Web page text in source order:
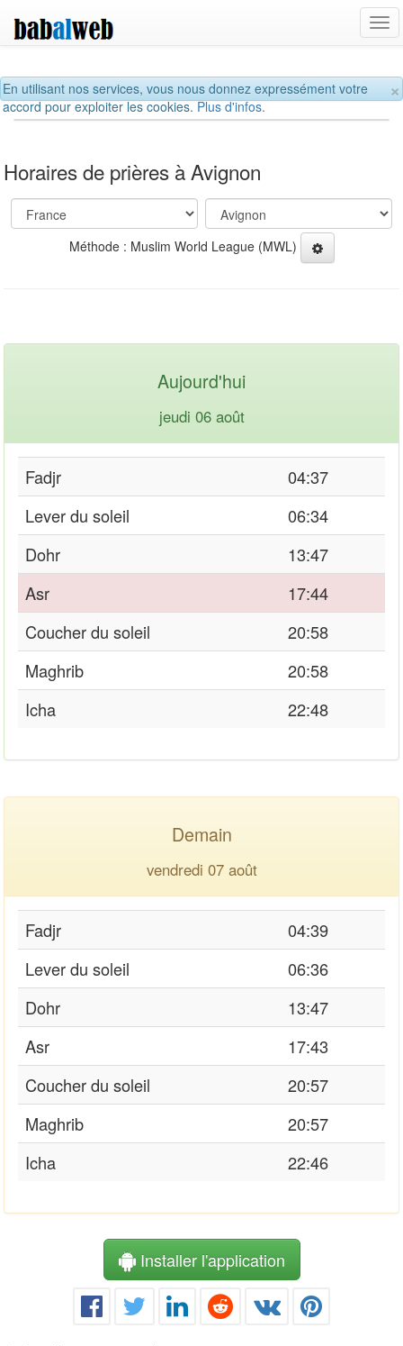
×
En utilisant nos services, vous nous donnez expressément votre
accord pour exploiter les cookies.Plus d'infos.
Horaires de prières à Avignon
Méthode : Muslim World League (MWL)
Aujourd'hui
jeudi 06 août
Fadjr
04:37
Lever du soleil
06:34
Dohr
13:47
Asr
17:44
Coucher du soleil
20:58
Maghrib
20:58
Icha
22:48
Demain
vendredi 07 août
Fadjr
04:39
Lever du soleil
06:36
Dohr
13:47
Asr
17:43
Coucher du soleil
20:57
Maghrib
20:57
Icha
22:46
Installer l'application